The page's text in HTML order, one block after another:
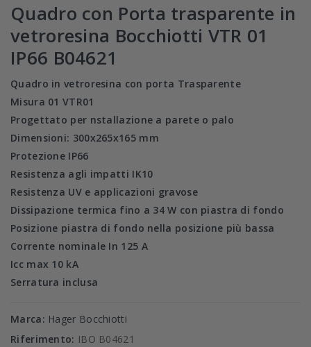
Quadro con Porta trasparente in
vetroresina Bocchiotti VTR 01
IP66 B04621
Quadro in vetroresina con porta Trasparente
Misura 01 VTR01
Progettato per nstallazione a parete o palo
Dimensioni: 300x265x165 mm
Protezione IP66
Resistenza agli impatti IK10
Resistenza UV e applicazioni gravose
Dissipazione termica fino a 34 W con piastra di fondo
Posizione piastra di fondo nella posizione più bassa
Corrente nominale In 125 A
Icc max 10 kA
Serratura inclusa
Marca: Hager Bocchiotti
Riferimento: IBO B04621